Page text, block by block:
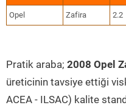
Opel Zafira 2.2
Pratik araba; 2008 Opel
üreticinin tavsiye ettiği
ACEA - ILSAC) kalite